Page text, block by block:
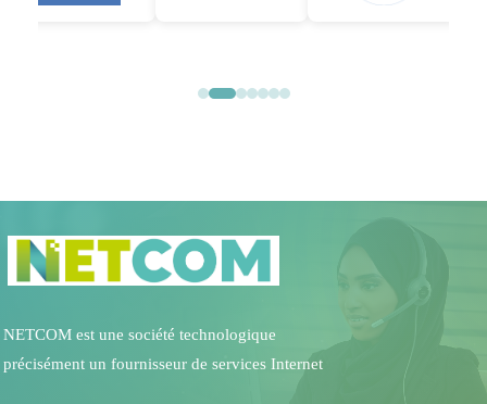
NETCOM est une société technologique
précisément un fournisseur de services Internet